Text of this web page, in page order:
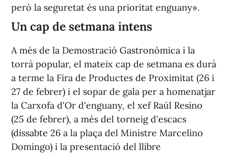
però la seguretat és una prioritat enguany».
Un cap de setmana intens
A més de la Demostració Gastronòmica i la
torrà popular, el mateix cap de setmana es durà
a terme la Fira de Productes de Proximitat (26 i
27 de febrer) i el sopar de gala per a homenatjar
la Carxofa d'Or d'enguany, el xef Raúl Resino
(25 de febrer), a més del torneig d'escacs
(dissabte 26 a la plaça del Ministre Marcelino
Domingo) i la presentació del llibre